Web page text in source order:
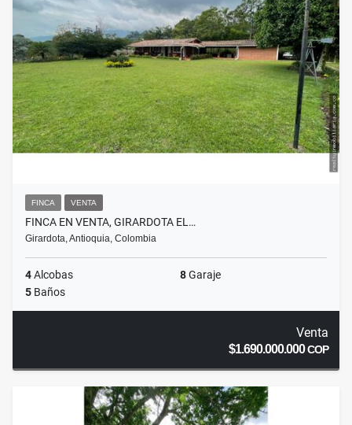
FINCA VENTA
FINCA EN VENTA, GIRARDOTA EL…
Girardota, Antioquia, Colombia
4Alcobas 8Garaje
5 Baños
Venta
$1.690.000.000COP